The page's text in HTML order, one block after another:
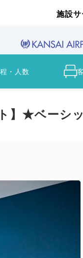
施設
・人数
】★ベーシ